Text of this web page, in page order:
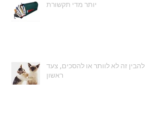
יותר מדי תקשורת
להבין זה לא לוותר או להסכים, צעד
ראשון